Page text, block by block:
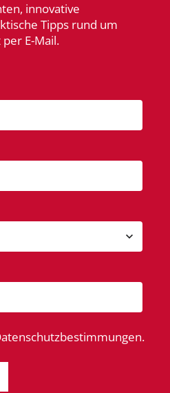
innovative
Tipps rund um
E-Mail.